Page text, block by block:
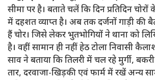
सीमा पर है। बताते चलें कि दिन प्रतिदिन
में दहशत व्याप्त है। अब तक दर्जनों गाड़ी की
हैं चोर। जिसे लेकर भुतभोगियों ने थाना को
है। वहीं सामान ही नहीं हेठ टोला निवासी
साव ने बताया कि तिलरी में चल रहे मुर्गी,
तार, दरवाजा-खिड़की एवं फार्म में रखें अन्य